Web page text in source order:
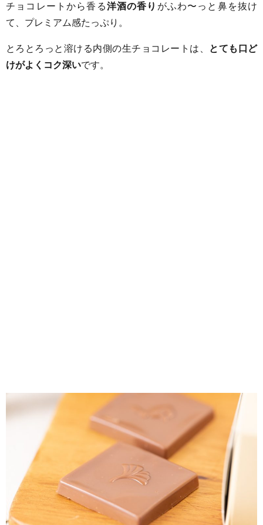
チョコレートから香る洋酒の香り がふわ〜っと鼻を抜け
て、プレミアム感たっぷり。
とろとろっと溶ける内側の生チョコレートは、
とても口ど
けがよくコク深いです。